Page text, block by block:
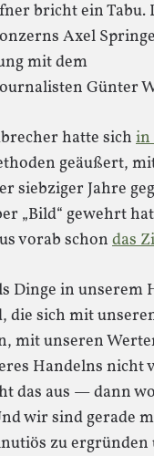
bricht ein Tabu.
Axel
mit dem
Günter
hatte sich in
geäußert,
siebziger Jahre
„Bild“ gewehrt
vorab schon das
Dinge in unserem
die sich mit
mit unseren
Handelns nicht
das aus — dann
wir sind gerade
zu ergründen